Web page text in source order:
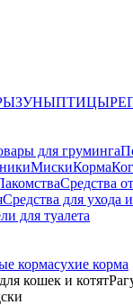
ПТИЦЫ
для груминга
МискиКорма
Средства
Средства для ухода
для туалета
кормасухие корма
кошек и